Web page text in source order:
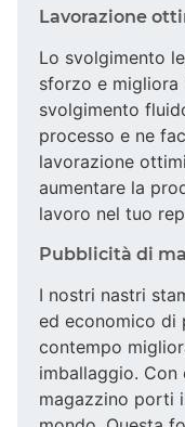
Lavorazione
Lo svolgimento
sforzo e migliora
svolgimento
processo e ne
lavorazione
aumentare la
lavoro nel tuo
Pubblicità di
I nostri nastri
ed economico di
contempo
imballaggio.
magazzino porti